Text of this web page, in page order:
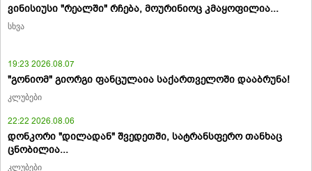
ვინისიუსი "რეალში" რჩება, მოურინიოც კმაყოფილია...
სხვა
19:23 2026.08.07
"გონიომ" გიორგი ფანცულაია საქართველოში დააბრუნა!
კლუბები
22:22 2026.08.06
დონკორი "დილადან" შვედეთში, სატრანსფერო თანხაც
ცნობილია...
კლუბები